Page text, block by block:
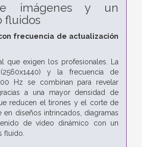
imágenes y un
fluidos
frecuencia de actualización
que exigen los profesionales. La
y la frecuencia de
Hz se combinan para revelar
a una mayor densidad de
reducen el tirones y el corte de
en diseños intrincados, diagramas
de vídeo dinámico con un
fluido.